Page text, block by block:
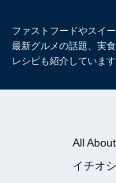
ファストフードやスイ
最新グルメの話題、実
レシピも紹介しています
All About
イチオシ